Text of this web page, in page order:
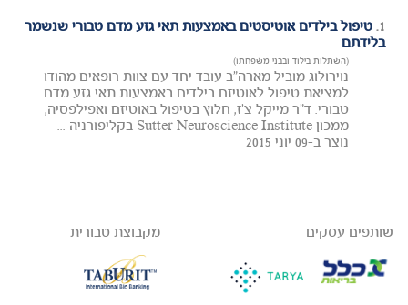
1. טיפול בילדים אוטיסטים באמצעות תאי גזע מדם טבורי שנשמר
בלידתם
(השתלות בילוד ובבני משפחתו)
נוירולוג מוביל מארה"ב עובד יחד עם צוות רופאים מהודו
למציאת טיפול לאוטיזם בילדים באמצעות תאי גזע מדם
טבורי. ד"ר מייקל צ'ז, חלוץ בטיפול באוטיזם ואפילפסיה,
ממכון Sutter Neuroscience Institute בקליפורניה ...
נוצר ב-09 יוני 2015
שותפים עסקים מקבוצת טבורית